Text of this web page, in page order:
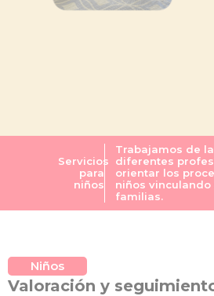
Servicios
para
niños
Trabajamos de
diferentes
orientar los
niños
familias.
Niños
Valoración y